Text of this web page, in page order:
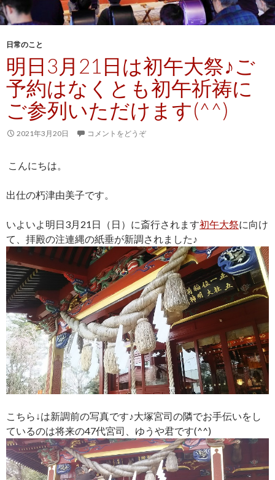
日常のこと
明日3月21日は初午大祭♪ご
予約はなくとも初午祈祷に
ご参列いただけます(^^)
2021年3月20日 コメントをどうぞ
こんにちは。
出仕の朽津由美子です。
いよいよ明日3月21日（日）に斎行されます初午大祭に向け
て、拝殿の注連縄の紙垂が新調されました♪
こちら↓は新調前の写真です♪大塚宮司の隣でお手伝いをし
ているのは将来の47代宮司、ゆうや君です(^^)